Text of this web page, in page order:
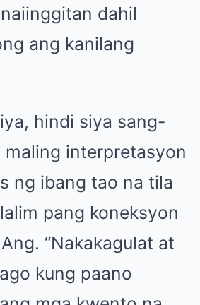
hindi siya sang-
maling interpretasyon
ng ibang tao na tila
pang koneksyon
“Nakakagulat at
kung paano